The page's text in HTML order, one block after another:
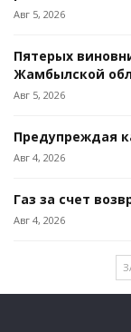
Авг 5, 2026
Пятерых
Жамбылской
Авг 5, 2026
Предупреждая
Авг 4, 2026
Газ за счет
Авг 4, 2026